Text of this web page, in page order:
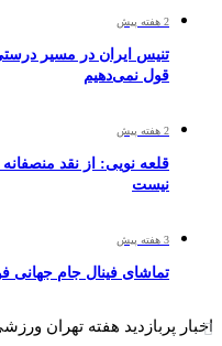
2 هفته پیش
تنیس ایران در مسیر
قول نمی‌دهیم
2 هفته پیش
قلعه نویی: از نقد
نیست
3 هفته پیش
تماشای فینال جام جهانی
اخبار پربازدید هفته تهران